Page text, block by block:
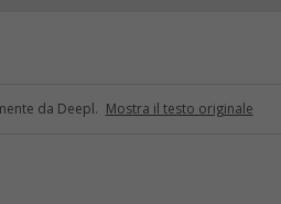
da Deepl. Mostra il testo originale